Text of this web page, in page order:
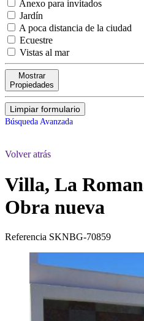
Anexo para invitados
Jardín
A poca distancia de la ciudad
Ecuestre
Vistas al mar
Mostrar
Propiedades
Limpiar formulario
Búsqueda Avanzada
Volver atrás
Villa, La
Obra nueva
Referencia SKNBG-70859